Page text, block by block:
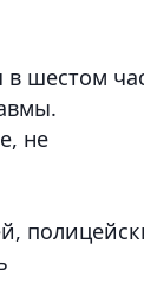
шестом
не